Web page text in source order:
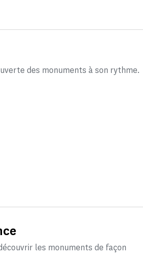
des monuments à son rythme.
les monuments de façon